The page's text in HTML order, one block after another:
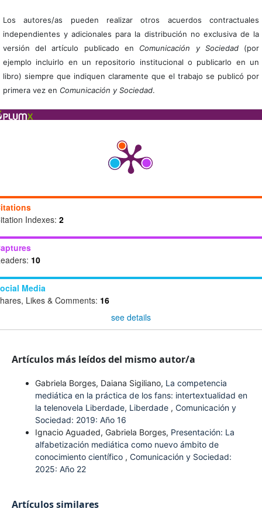
Los autores/as pueden realizar otros acuerdos contractuales
independientes y adicionales para la distribución no exclusiva de la
versión del artículo publicado en Comunicación y Sociedad(por
ejemplo incluirlo en un repositorio institucional o publicarlo en un
libro) siempre que indiquen claramente que el trabajo se publicó por
primera vez en Comunicación y Sociedad.
Indexes: 2
10
Media
Likes & Comments: 16
see details
Artículos más leídos del mismo autor/a
Gabriela Borges, Daiana Sigiliano, La competencia
mediática en la práctica de los fans: intertextualidad en
la telenovela Liberdade, Liberdade , Comunicación y
Sociedad: 2019: Año 16
Ignacio Aguaded, Gabriela Borges, Presentación: La
alfabetización mediática como nuevo ámbito de
conocimiento científico , Comunicación y Sociedad:
2025: Año 22
Artículos similares